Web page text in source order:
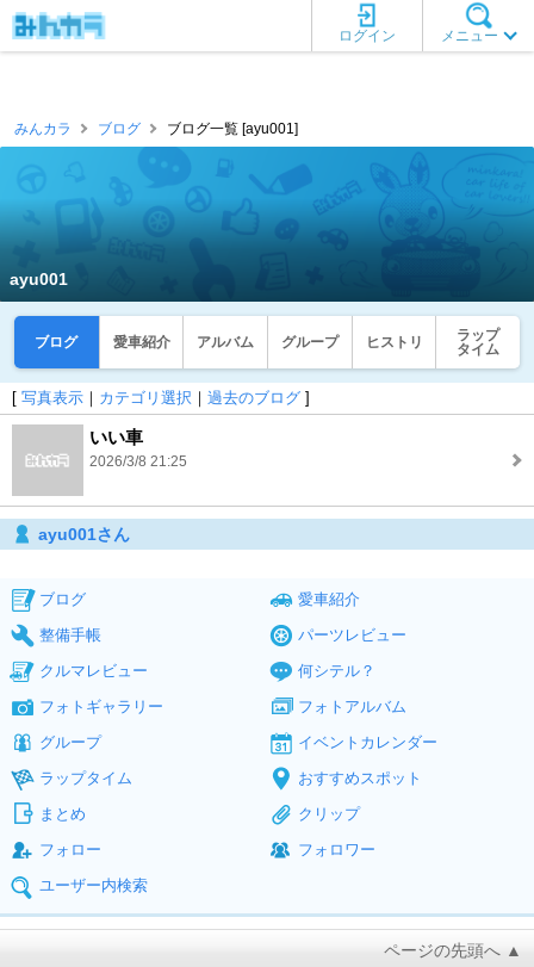
メニュー
ログイン
みんカラ ブログ ブログ一覧 [ayu001]
ayu001
ブログ 愛車紹介 アルバム グループ ヒストリ
ラップ
タイム
[ 写真表示 ｜ カテゴリ選択 ｜ 過去のブログ ]
いい車
2026/3/8 21:25
ayu001さん
ブログ
愛車紹介
整備手帳
パーツレビュー
クルマレビュー
何シテル？
フォトギャラリー
フォトアルバム
グループ
イベントカレンダー
ラップタイム
おすすめスポット
まとめ
クリップ
フォロー
フォロワー
ユーザー内検索
ページの先頭へ ▲